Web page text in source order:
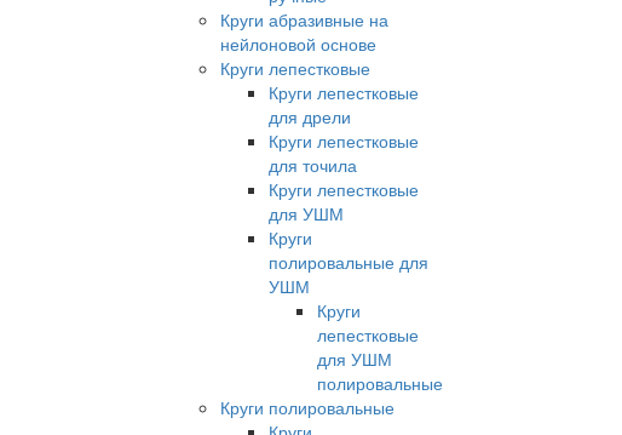
Круги абразивные на
нейлоновой основе
Круги лепестковые
Круги лепестковые
для дрели
Круги лепестковые
для точила
Круги лепестковые
для УШМ
Круги
полировальные для
УШМ
Круги
лепестковые
для УШМ
полировальные
Круги полировальные